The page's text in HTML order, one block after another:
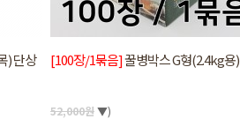
) 단상
[100장/1묶음]꿀병박스 G형(2.4kg용)
52,000원▼)